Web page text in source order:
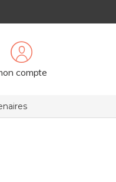
compte